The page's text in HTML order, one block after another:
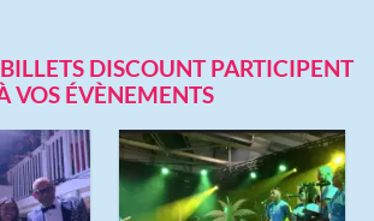
DISCOUNT PARTICIPENT
VOS ÉVÈNEMENTS